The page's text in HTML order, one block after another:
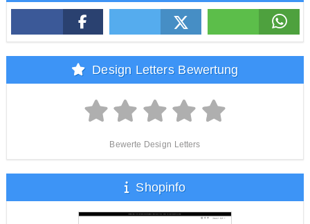
Design Letters Bewertung
Bewerte Design Letters
Shopinfo